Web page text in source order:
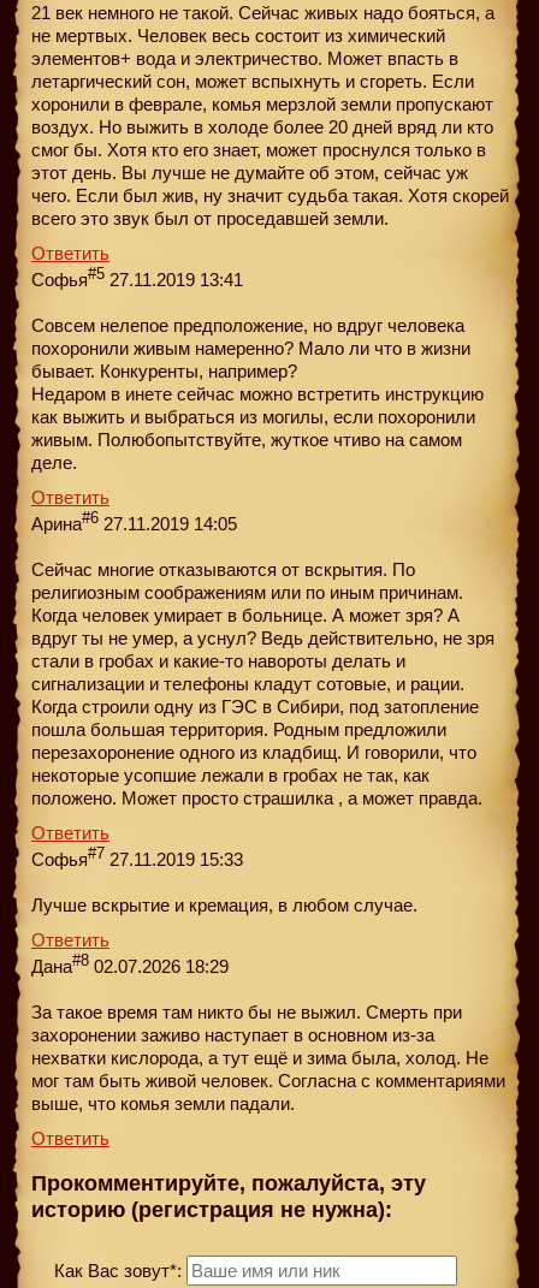
21 век немного не такой. Сейчас живых надо бояться, а
не мертвых. Человек весь состоит из химический
элементов+ вода и электричество. Может впасть в
летаргический сон, может вспыхнуть и сгореть. Если
хоронили в феврале, комья мерзлой земли пропускают
воздух. Но выжить в холоде более 20 дней вряд ли кто
смог бы. Хотя кто его знает, может проснулся только в
этот день. Вы лучше не думайте об этом, сейчас уж
чего. Если был жив, ну значит судьба такая. Хотя скорей
всего это звук был от проседавшей земли.
Ответить
Софья#5 27.11.2019 13:41
Совсем нелепое предположение, но вдруг человека
похоронили живым намеренно? Мало ли что в жизни
бывает. Конкуренты, например?
Недаром в инете сейчас можно встретить инструкцию
как выжить и выбраться из могилы, если похоронили
живым. Полюбопытствуйте, жуткое чтиво на самом
деле.
Ответить
Арина#6 27.11.2019 14:05
Сейчас многие отказываются от вскрытия. По
религиозным соображениям или по иным причинам.
Когда человек умирает в больнице. А может зря? А
вдруг ты не умер, а уснул? Ведь действительно, не зря
стали в гробах и какие-то навороты делать и
сигнализации и телефоны кладут сотовые, и рации.
Когда строили одну из ГЭС в Сибири, под затопление
пошла большая территория. Родным предложили
перезахоронение одного из кладбищ. И говорили, что
некоторые усопшие лежали в гробах не так, как
положено. Может просто страшилка , а может правда.
Ответить
Софья#7 27.11.2019 15:33
Лучше вскрытие и кремация, в любом случае.
Ответить
Дана#8 02.07.2026 18:29
За такое время там никто бы не выжил. Смерть при
захоронении заживо наступает в основном из-за
нехватки кислорода, а тут ещё и зима была, холод. Не
мог там быть живой человек. Согласна с комментариями
выше, что комья земли падали.
Ответить
Прокомментируйте, пожалуйста, эту
историю (регистрация не нужна):
Как Вас зовут*: